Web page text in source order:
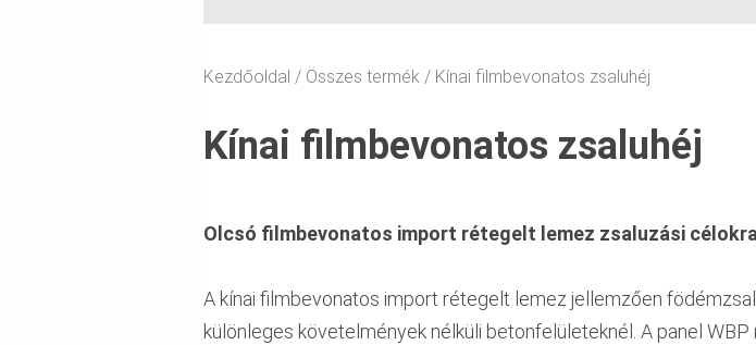
Kezdőoldal Összes termék Kínai filmbevonatos zsaluhéj
Kínai filmbevonatos zsaluhéj
Olcsó filmbevonatos import rétegelt lemez zsaluzási célokra
A kínai filmbevonatos import rétegelt lemez jellemzően
különleges követelmények nélküli betonfelületeknél. A panel